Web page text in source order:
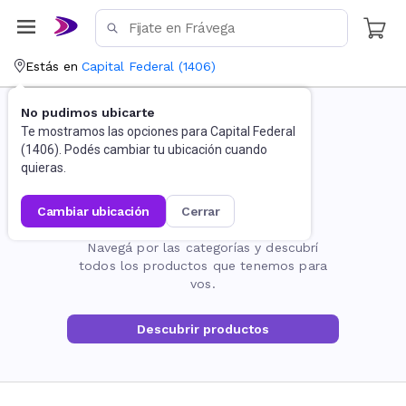
Estás en Capital Federal (1406)
No pudimos ubicarte
Te mostramos las opciones para Capital Federal
(1406). Podés cambiar tu ubicación cuando
quieras.
cambiar ubicación cerrar
La página no existe
Navegá por las categorías y descubrí
todos los productos que tenemos para
vos.
Descubrir productos